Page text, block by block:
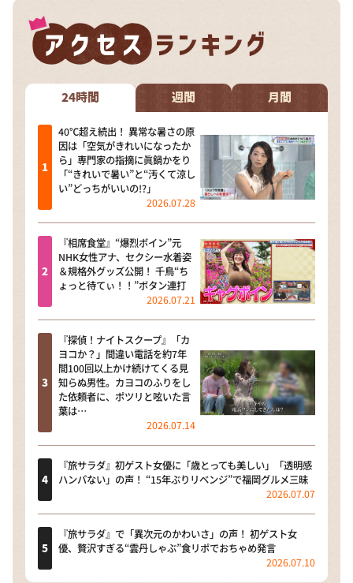
24時間 週間 月間
40℃超え続出！ 異常な暑さの原
因は「空気がきれいになったか
ら」専門家の指摘に眞鍋かをり
「“きれいで暑い”と“汚くて涼し
い”どっちがいいの!?」
2026.07.28
『相席食堂』“爆烈ボイン”元
NHK女性アナ、セクシー水着姿
＆規格外グッズ公開！ 千鳥“ち
ょっと待てぃ！！”ボタン連打
2026.07.21
『探偵！ナイトスクープ』「カ
ヨコか？」間違い電話を約7年
間100回以上かけ続けてくる見
知らぬ男性。カヨコのふりをし
た依頼者に、ポツリと呟いた言
葉は…
2026.07.14
『旅サラダ』初ゲスト女優に「歳とっても美しい」「透明感
ハンパない」の声！ “15年ぶりリベンジ”で福岡グルメ三昧
2026.07.07
『旅サラダ』で「異次元のかわいさ」の声！ 初ゲスト女
優、贅沢すぎる“雲丹しゃぶ”食リポでおちゃめ発言
2026.07.10